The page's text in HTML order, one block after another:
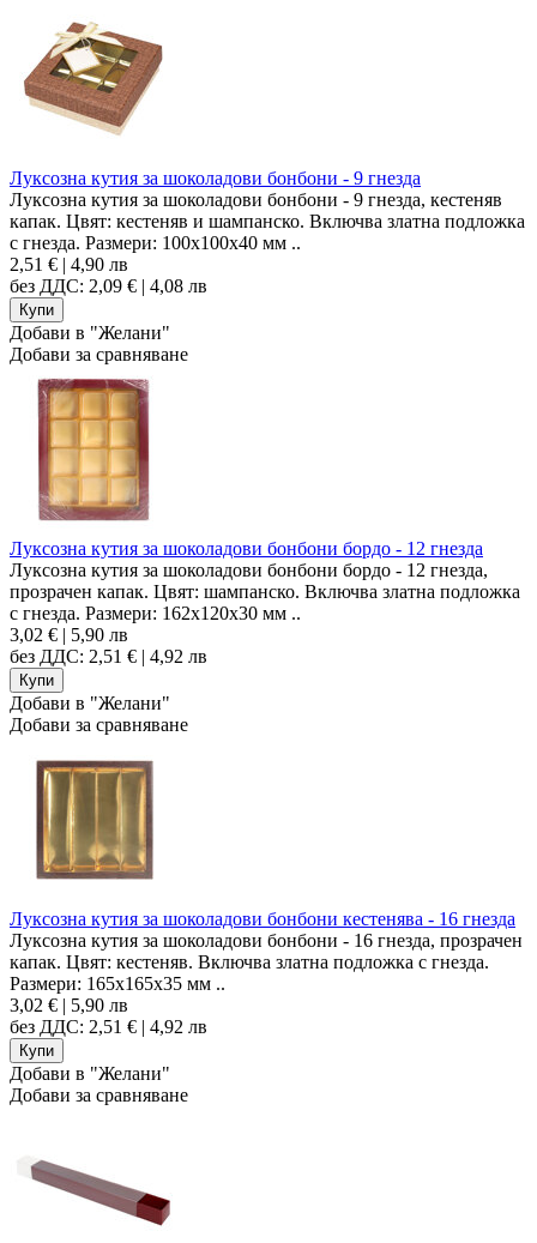
Луксозна кутия за шоколадови бонбони - 9 гнезда
Луксозна кутия за шоколадови бонбони - 9 гнезда, кестеняв
капак. Цвят: кестеняв и шампанско. Включва златна подложка
с гнезда. Размери: 100x100x40 мм ..
2,51 € | 4,90 лв
без ДДС: 2,09 € | 4,08 лв
Добави в "Желани"
Добави за сравняване
Луксозна кутия за шоколадови бонбони бордо - 12 гнезда
Луксозна кутия за шоколадови бонбони бордо - 12 гнезда,
прозрачен капак. Цвят: шампанско. Включва златна подложка
с гнезда. Размери: 162x120x30 мм ..
3,02 € | 5,90 лв
без ДДС: 2,51 € | 4,92 лв
Добави в "Желани"
Добави за сравняване
Луксозна кутия за шоколадови бонбони кестенява - 16 гнезда
Луксозна кутия за шоколадови бонбони - 16 гнезда, прозрачен
капак. Цвят: кестеняв. Включва златна подложка с гнезда.
Размери: 165x165x35 мм ..
3,02 € | 5,90 лв
без ДДС: 2,51 € | 4,92 лв
Добави в "Желани"
Добави за сравняване